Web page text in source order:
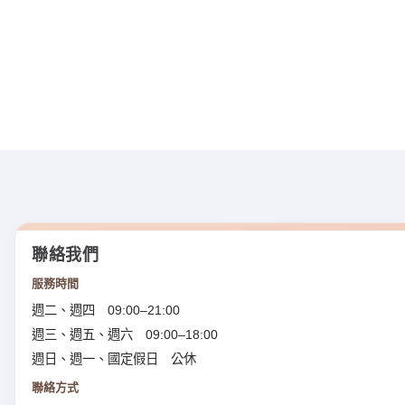
聯絡我們
服務時間
週二、週四 09:00–21:00
週三、週五、週六 09:00–18:00
週日、週一、國定假日 公休
聯絡方式